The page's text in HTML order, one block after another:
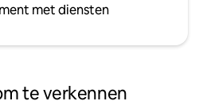
met diensten
te verkennen